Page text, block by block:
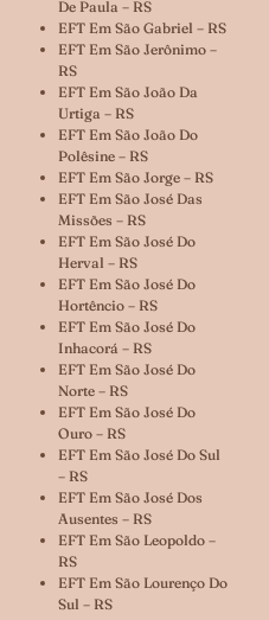
De Paula – RS
EFT Em São Gabriel – RS
EFT Em São Jerônimo –
RS
EFT Em São João Da
Urtiga – RS
EFT Em São João Do
Polêsine – RS
EFT Em São Jorge – RS
EFT Em São José Das
Missões – RS
EFT Em São José Do
Herval – RS
EFT Em São José Do
Hortêncio – RS
EFT Em São José Do
Inhacorá – RS
EFT Em São José Do
Norte – RS
EFT Em São José Do
Ouro – RS
EFT Em São José Do Sul
– RS
EFT Em São José Dos
Ausentes – RS
EFT Em São Leopoldo –
RS
EFT Em São Lourenço Do
Sul – RS